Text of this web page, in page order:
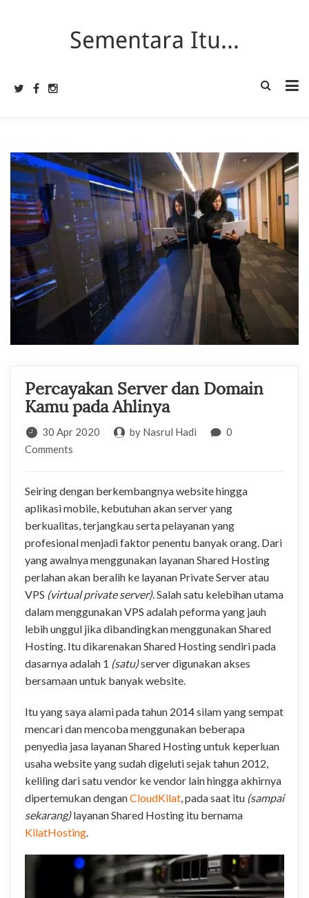
Percayakan Server dan Domain
Kamu pada Ahlinya
30 Apr 2020 by Nasrul Hadi
0
Comments
Seiring dengan berkembangnya website hingga
aplikasi mobile, kebutuhan akan server yang
berkualitas, terjangkau serta pelayanan yang
profesional menjadi faktor penentu banyak orang. Dari
yang awalnya menggunakan layanan Shared Hosting
perlahan akan beralih ke layanan Private Server atau
VPS (virtual private server). Salah satu kelebihan utama
dalam menggunakan VPS adalah peforma yang jauh
lebih unggul jika dibandingkan menggunakan Shared
Hosting. Itu dikarenakan Shared Hosting sendiri pada
dasarnya adalah 1 (satu)server digunakan akses
bersamaan untuk banyak website.
Itu yang saya alami pada tahun 2014 silam yang sempat
mencari dan mencoba menggunakan beberapa
penyedia jasa layanan Shared Hosting untuk keperluan
usaha website yang sudah digeluti sejak tahun 2012,
keliling dari satu vendor ke vendor lain hingga akhirnya
dipertemukan denganCloudKilat, pada saat itu (sampai
sekarang)layanan Shared Hosting itu bernama
KilatHosting.